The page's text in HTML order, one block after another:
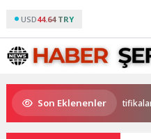
USD44.64 TRY
Son Eklenenler
Geleceğin Yüzücüleri Sertifikalarını